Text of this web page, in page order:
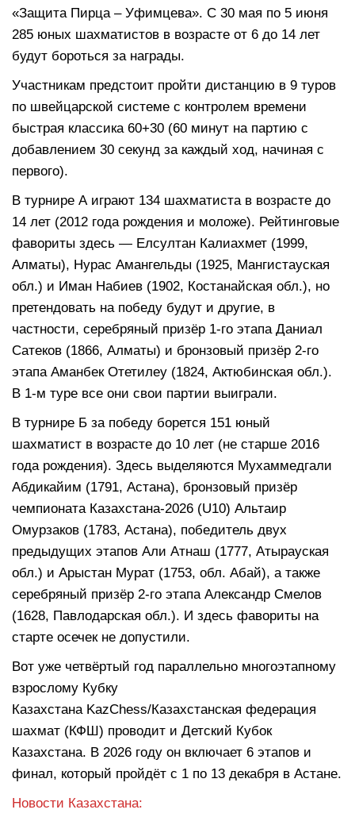
«Защита Пирца – Уфимцева». С 30 мая по 5 июня
285 юных шахматистов в возрасте от 6 до 14 лет
будут бороться за награды.
Участникам предстоит пройти дистанцию в 9 туров
по швейцарской системе с контролем времени
быстрая классика 60+30 (60 минут на партию с
добавлением 30 секунд за каждый ход, начиная с
первого).
В турнире А играют 134 шахматиста в возрасте до
14 лет (2012 года рождения и моложе). Рейтинговые
фавориты здесь — Елсултан Калиахмет (1999,
Алматы), Нурас Амангельды (1925, Мангистауская
обл.) и Иман Набиев (1902, Костанайская обл.), но
претендовать на победу будут и другие, в
частности, серебряный призёр 1-го этапа Даниал
Сатеков (1866, Алматы) и бронзовый призёр 2-го
этапа Аманбек Отетилеу (1824, Актюбинская обл.).
В 1-м туре все они свои партии выиграли.
В турнире Б за победу борется 151 юный
шахматист в возрасте до 10 лет (не старше 2016
года рождения). Здесь выделяются Мухаммедгали
Абдикайим (1791, Астана), бронзовый призёр
чемпионата Казахстана-2026 (U10) Альтаир
Омурзаков (1783, Астана), победитель двух
предыдущих этапов Али Атнаш (1777, Атырауская
обл.) и Арыстан Мурат (1753, обл. Абай), а также
серебряный призёр 2-го этапа Александр Смелов
(1628, Павлодарская обл.). И здесь фавориты на
старте осечек не допустили.
Вот уже четвёртый год параллельно многоэтапному
взрослому Кубку
Казахстана KazChess/Казахстанская федерация
шахмат (КФШ) проводит и Детский Кубок
Казахстана. В 2026 году он включает 6 этапов и
финал, который пройдёт с 1 по 13 декабря в Астане.
Новости Казахстана: